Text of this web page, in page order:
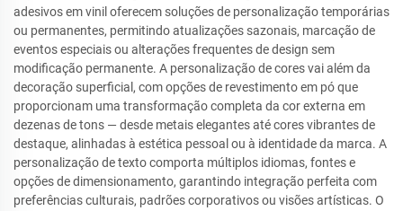
adesivos em vinil oferecem soluções de personalização temporárias
ou permanentes, permitindo atualizações sazonais, marcação de
eventos especiais ou alterações frequentes de design sem
modificação permanente. A personalização de cores vai além da
decoração superficial, com opções de revestimento em pó que
proporcionam uma transformação completa da cor externa em
dezenas de tons — desde metais elegantes até cores vibrantes de
destaque, alinhadas à estética pessoal ou à identidade da marca. A
personalização de texto comporta múltiplos idiomas, fontes e
opções de dimensionamento, garantindo integração perfeita com
preferências culturais, padrões corporativos ou visões artísticas. O